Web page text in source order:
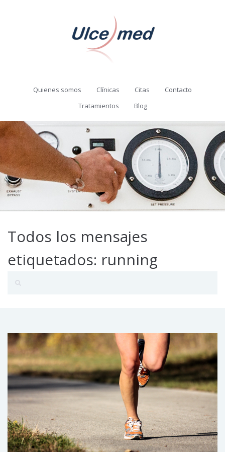
Quienes somos Clínicas Citas
Contacto
Tratamientos
Blog
Todos los mensajes
etiquetados: running